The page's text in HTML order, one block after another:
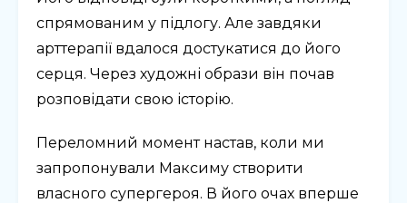
спрямованим у підлогу. Але завдяки
арттерапії вдалося достукатися до його
серця. Через художні образи він почав
розповідати свою історію.
Переломний момент настав, коли ми
запропонували Максиму створити
власного супергероя. В його очах вперше